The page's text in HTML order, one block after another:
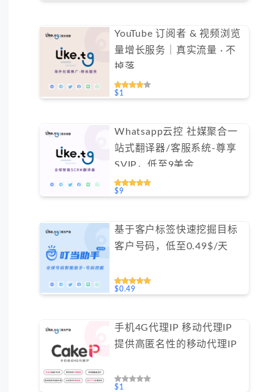
YouTube 订阅者 & 视频浏览
量增长服务｜真实流量 · 不
掉落
$1
Whatsapp云控 社媒聚合一
站式翻译器/客服系统-尊享
SVIP，低至9美金
#FYOK002
$9
基于客户标签快速挖掘目标
客户号码，低至0.49$/天
$0.49
手机4G代理IP 移动代理IP
提供高匿名性的移动代理IP
$1